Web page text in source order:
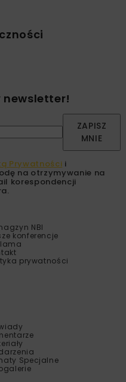
newsletter!
ZAPISZ
MNIE
Prywatności i
na otrzymywanie na
korespondencji
NBI
konferencje
prywatności
Specjalne